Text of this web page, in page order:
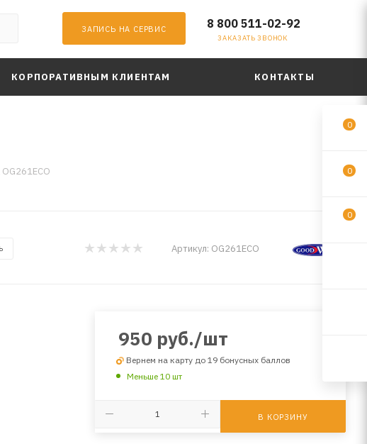
ЗАПИСЬ НА СЕРВИС 8 800 511-02-92
ЗАКАЗАТЬ ЗВОНОК
КОРПОРАТИВНЫМ КЛИЕНТАМ КОНТАКТЫ
Артикул: OG261ECO
950 руб./шт
Вернем на карту до 19 бонусных баллов
Меньше 10 шт
В КОРЗИНУ
0
0
0